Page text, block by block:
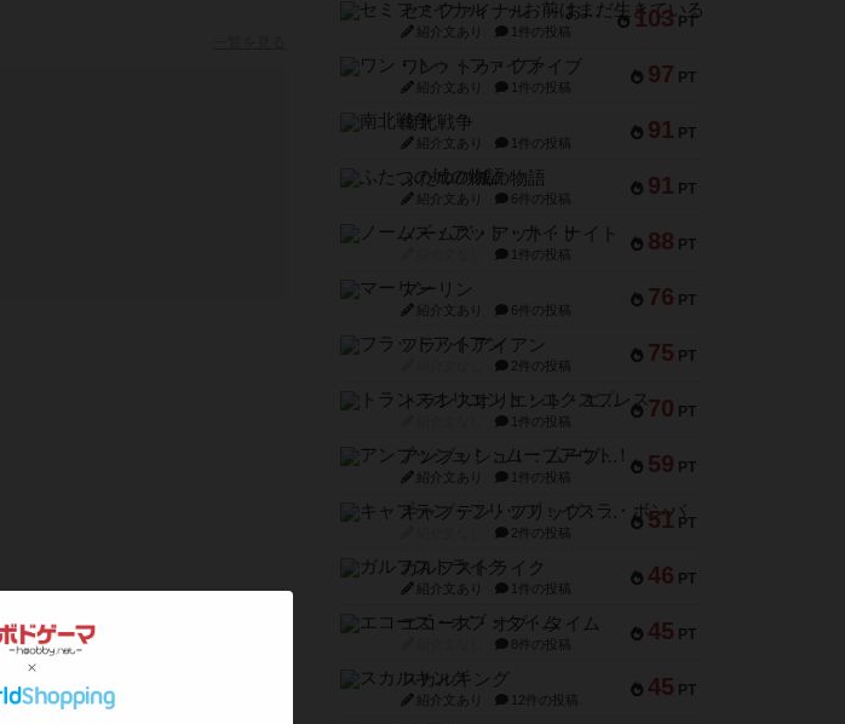
103 PT
セミファイナル ～お前はまだ生きている～
紹介文あり 1件の投稿
97 PT
ワン・トゥ・ファイブ
紹介文あり 1件の投稿
91 PT
南北戦争
紹介文あり 1件の投稿
91 PT
ふたつの城の物語
紹介文あり 6件の投稿
88 PT
ノームズ・アット・ナイト
1件の投稿
76 PT
マーリン
紹介文あり 6件の投稿
75 PT
フラットアイアン
2件の投稿
70 PT
トランスオリエント・エクスプレス
1件の投稿
59 PT
アンブッシュ！：ムーブアウト！
紹介文あり 1件の投稿
51 PT
キャプテン・フリップ：イスラ・ボンバ
2件の投稿
46 PT
ガルフストライク
紹介文あり 1件の投稿
45 PT
エコーズ・オブ・タイム
8件の投稿
45 PT
スカルキング
紹介文あり 12件の投稿